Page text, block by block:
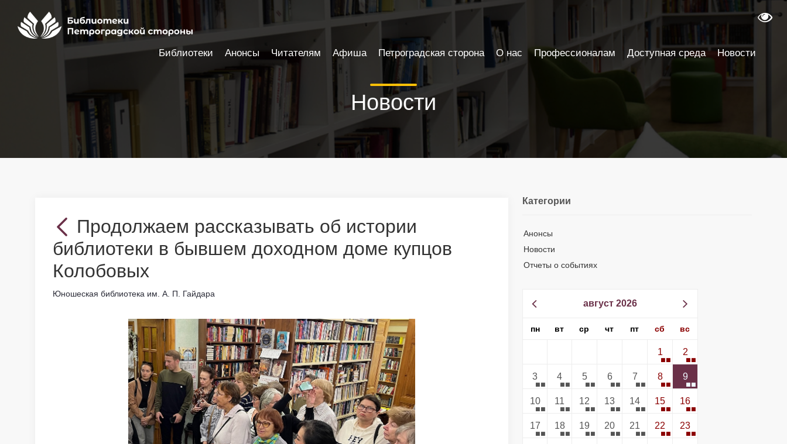
Новости
Продолжаем рассказывать об истории
библиотеки в бывшем доходном доме купцов
Колобовых
Юношеская библиотека им. А. П. Гайдара
Категории
Анонсы
Новости
Отчеты о событиях
август 2026
пн вт ср чт пт сб вс
1 2
3 4 5 6 7 8 9
10 11 12 13 14 15 16
17 18 19 20 21 22 23
Библиотеки Анонсы Читателям Афиша Петроградская сторона О нас Профессионалам Доступная среда Новости
Настройки доступности